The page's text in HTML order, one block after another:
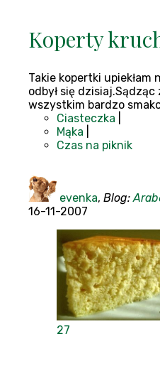
Koperty
Takie kopertki
odbył się
wszystkim bardzo
Ciasteczka
Mąka
Czas na piknik
evenka, Blog:
16-11-2007
27